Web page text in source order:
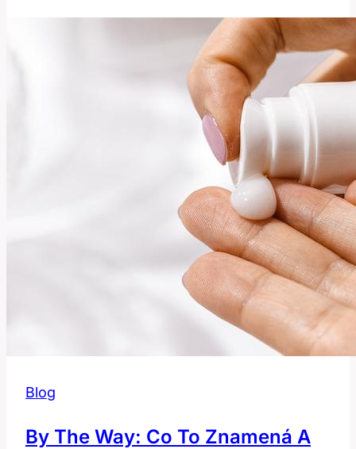
skutečně
znamená!
Blog
By The Way: Co To Znamená A